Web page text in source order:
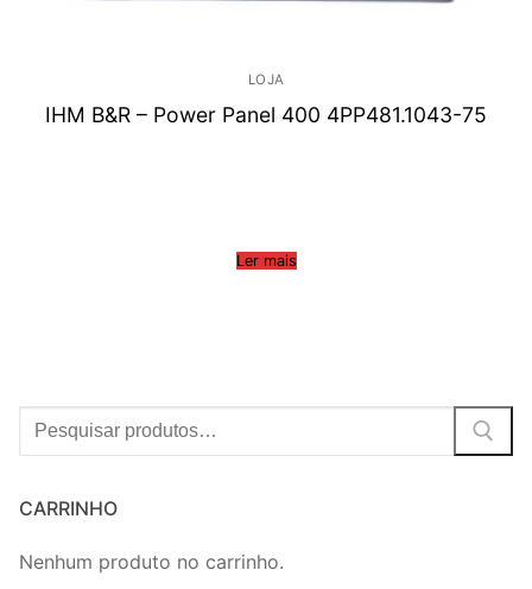
LOJA
IHM B&R – Power Panel 400 4PP481.1043-75
Ler mais
Procurar:
CARRINHO
Nenhum produto no carrinho.